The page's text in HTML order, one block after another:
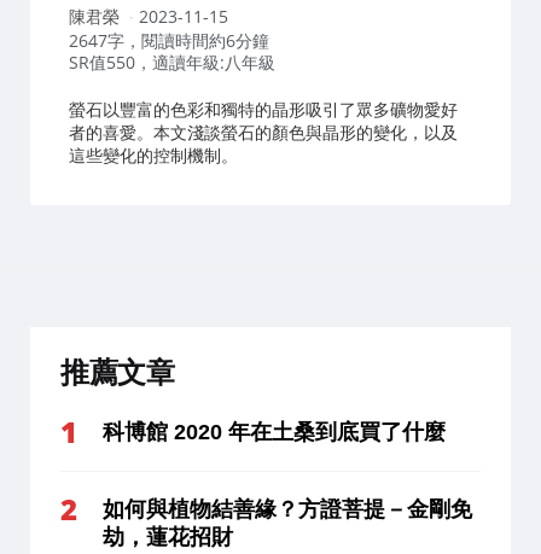
作
者：
陳君榮
2023-11-15
2647字，閱讀時間約6分鐘
SR值550，適讀年級:八年級
螢石以豐富的色彩和獨特的晶形吸引了眾多礦物愛好
者的喜愛。本文淺談螢石的顏色與晶形的變化，以及
這些變化的控制機制。
推薦文章
科博館 2020 年在土桑到底買了什麼
如何與植物結善緣？方證菩提－金剛免
劫，蓮花招財